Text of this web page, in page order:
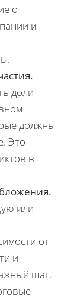
о
и
доли
должны
Это
в
или
от
и
шаг,